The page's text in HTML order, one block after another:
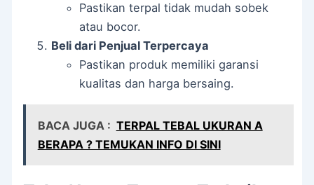
Pastikan terpal tidak mudah sobek
atau bocor.
Beli dari Penjual Terpercaya
Pastikan produk memiliki garansi
kualitas dan harga bersaing.
BACA JUGA : TERPAL TEBAL UKURAN A
BERAPA ? TEMUKAN INFO DI SINI